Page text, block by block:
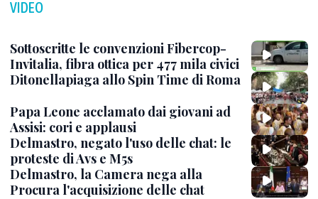
VIDEO
Sottoscritte le convenzioni Fibercop-
Invitalia, fibra ottica per 477 mila civici
Ditonellapiaga allo Spin Time di Roma
Papa Leone acclamato dai giovani ad
Assisi: cori e applausi
Delmastro, negato l'uso delle chat: le
proteste di Avs e M5s
Delmastro, la Camera nega alla
Procura l'acquisizione delle chat